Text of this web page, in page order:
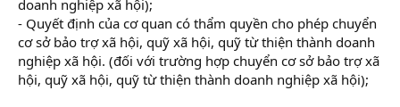
doanh nghiệp xã hội);
- Quyết định của cơ quan có thẩm quyền cho phép chuyển
cơ sở bảo trợ xã hội, quỹ xã hội, quỹ từ thiện thành doanh
nghiệp xã hội. (đối với trường hợp chuyển cơ sở bảo trợ xã
hội, quỹ xã hội, quỹ từ thiện thành doanh nghiệp xã hội);